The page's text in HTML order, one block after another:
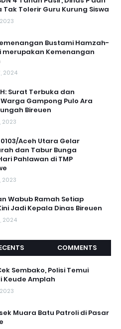
Tak Tolerir Guru Kurung Siswa
Bustami Hamzah-
merupakan Kemenangan
2024
Surat Terbuka dan
Gampong Pulo Ara
Bireuen
2023
0103/Aceh Utara Gelar
dan Tabur Bunga
Pahlawan di TMP
2023
Wabub Ramah Setiap
Jadi Kepala Dinas Bireuen
2024
COMMENTS
Sembako, Polisi Temui
Keude Amplah
Muara Batu Patroli di Pasar